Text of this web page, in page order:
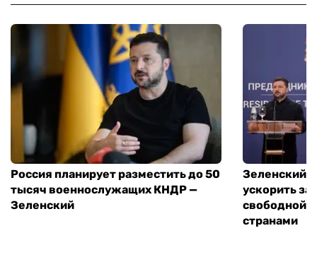
Россия планирует разместить до 50
тысяч военнослужащих КНДР —
Зеленский
Зеленский
ускорить
свободной
странами